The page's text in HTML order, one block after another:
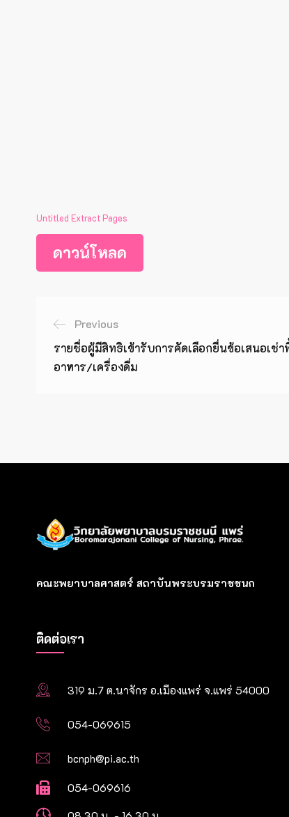
Untitled Extract Pages
ดาวน์โหลด
Previous
รายชื่อผู้มีสิทธิเข้ารับการคัดเลือกยื่นข้อเสนอเช่
อาหาร/เครื่องดื่ม
คณะพยาบาลศาสตร์ สถาบันพระบรมราชชนก
ติดต่อเรา
319 ม.7 ต.นาจักร อ.เมืองแพร่ จ.แพร่ 54000
054-069615
bcnph@pi.ac.th
054-069616